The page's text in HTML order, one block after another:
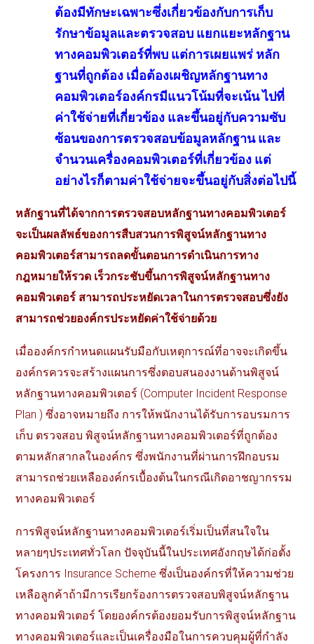
ต้องมีทักษะเฉพาะซึ่งเกี่ยวข้องกับการเก็บ
รักษาข้อมูลและตรวจสอบ แยกแยะหลักฐาน
ทางคอมพิวเตอร์ที่พบ แต่การเผยแพร่ หลัก
ฐานที่ถูกต้อง เมื่อต้องเผชิญหลักฐานทาง
คอมพิวเตอร์องค์กรมีแนวโน้มที่จะเน้นไปที่
ค่าใช้จ่ายที่เกี่ยวข้อง และขึ้นอยู่กับความซับ
ซ้อนของการตรวจสอบข้อมูลหลักฐาน และ
จำนวนเครื่องคอมพิวเตอร์ที่เกี่ยวข้อง แต่
อย่างไรก็ตามค่าใช้จ่ายจะขึ้นอยู่กับสิ่งต่อไปนี้
หลักฐานที่ได้จากการตรวจสอบหลักฐานทางคอมพิวเตอร์
จะเป็นผลลัพธ์ของการสืบสวนการพิสูจน์หลักฐานทาง
คอมพิวเตอร์สามารถลดขั้นตอนการดำเนินการทาง
กฎหมายให้รวด เร็วกระชับขึ้นการพิสูจน์หลักฐานทาง
คอมพิวเตอร์ สามารถประหยัดเวลาในการตรวจสอบซึ่งยัง
สามารถช่วยองค์กรประหยัดค่าใช้จ่ายด้วย
เมื่อองค์กรกำหนดแผนรับมือกับเหตุการณ์ที่อาจจะเกิดขึ้น
องค์กรควรจะสร้างแผนการซึ่งตอบสนองงานด้านพิสูจน์
หลักฐานทางคอมพิวเตอร์ (Computer Incident Response
Plan )ซึ่งอาจหมายถึง การให้พนักงานได้รับการอบรมการ
เก็บ ตรวจสอบ พิสูจน์หลักฐานทางคอมพิวเตอร์ที่ถูกต้อง
ตามหลักสากลในองค์กร ซึ่งพนักงานที่ผ่านการฝึกอบรม
สามารถช่วยเหลือองค์กรเบื้องต้นในกรณีเกิดอาชญากรรม
ทางคอมพิวเตอร์
การพิสูจน์หลักฐานทางคอมพิวเตอร์เริ่มเป็นที่สนใจใน
หลายๆประเทศทั่วโลก ปัจจุบันนี้ในประเทศอังกฤษได้ก่อตั้ง
โครงการ Insurance Schemeซึ่งเป็นองค์กรที่ให้ความช่วย
เหลือลูกค้าถ้ามีการเรียกร้องการตรวจสอบพิสูจน์หลักฐาน
ทางคอมพิวเตอร์ โดยองค์กรต้องยอมรับการพิสูจน์หลักฐาน
ทางคอมพิวเตอร์และเป็นเครื่องมือในการควบคุมผู้ที่กำลัง